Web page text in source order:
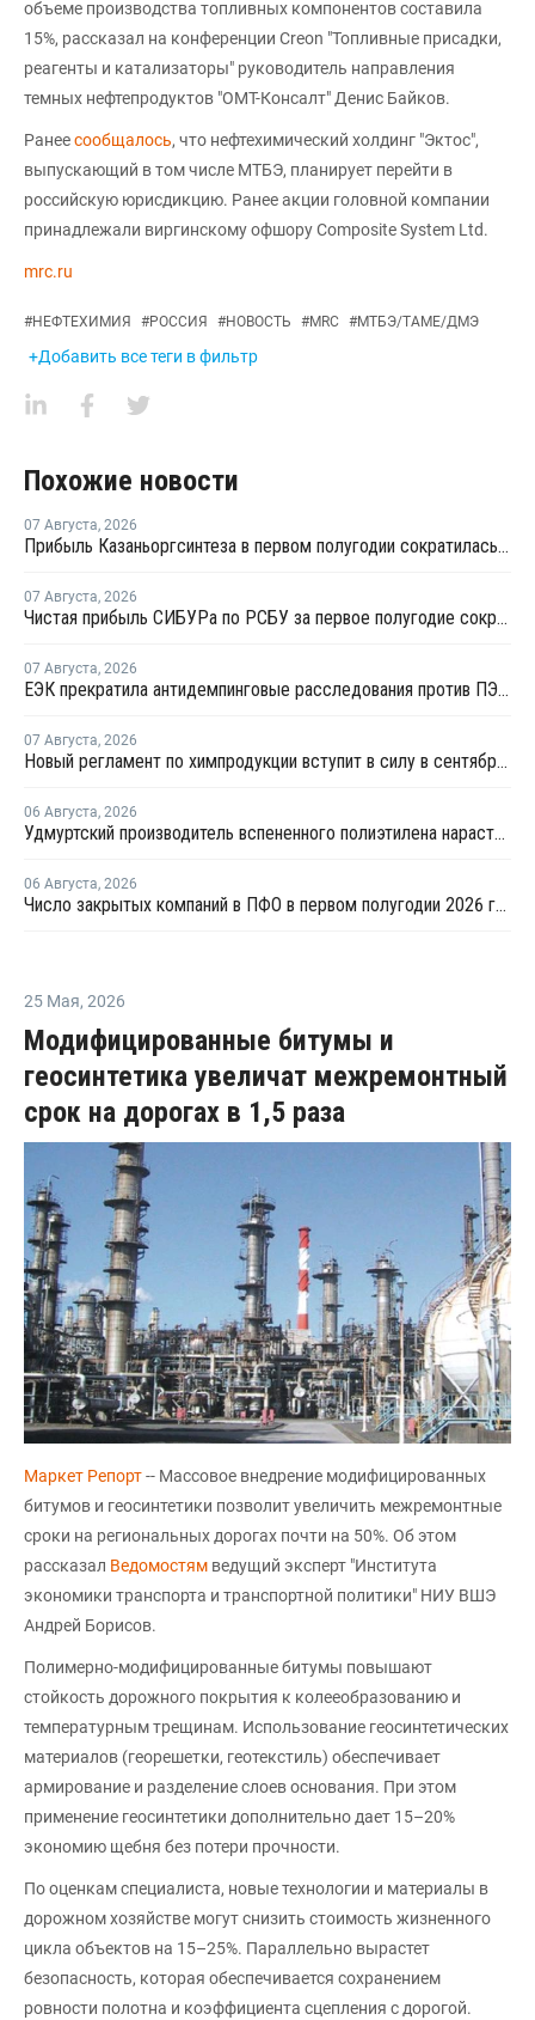
объеме производства топливных компонентов составила
15%, рассказал на конференции Creon "Топливные присадки,
реагенты и катализаторы" руководитель направления
темных нефтепродуктов "ОМТ-Консалт" Денис Байков.
Ранеесообщалось, что нефтехимический холдинг "Эктос",
выпускающий в том числе МТБЭ, планирует перейти в
российскую юрисдикцию. Ранее акции головной компании
принадлежали виргинскому офшору Composite System Ltd.
mrc.ru
#НЕФТЕХИМИЯ #РОССИЯ #НОВОСТЬ #MRC #МТБЭ/ТАМЕ/ДМЭ
+Добавить все теги в фильтр
Похожие новости
07 Августа, 2026
Прибыль Казаньоргсинтеза в первом полугодии сократилась более чем в 2 раза
07 Августа, 2026
Чистая прибыль СИБУРа по РСБУ за первое полугодие сократилась в 3,6 раза
07 Августа, 2026
ЕЭК прекратила антидемпинговые расследования против ПЭ и ПП из Азербайджана и Туркменистана
07 Августа, 2026
Новый регламент по химпродукции вступит в силу в сентябре 2027 года
06 Августа, 2026
Удмуртский производитель вспененного полиэтилена нарастит выпуск на 15%
06 Августа, 2026
Число закрытых компаний в ПФО в первом полугодии 2026 года вдвое превысило число новых
25 Мая, 2026
Модифицированные битумы и
геосинтетика увеличат межремонтный
срок на дорогах в 1,5 раза
Маркет Репорт-- Массовое внедрение модифицированных
битумов и геосинтетики позволит увеличить межремонтные
сроки на региональных дорогах почти на 50%. Об этом
рассказал Ведомостям ведущий эксперт "Института
экономики транспорта и транспортной политики" НИУ ВШЭ
Андрей Борисов.
Полимерно-модифицированные битумы повышают
стойкость дорожного покрытия к колееобразованию и
температурным трещинам. Использование геосинтетических
материалов (георешетки, геотекстиль) обеспечивает
армирование и разделение слоев основания. При этом
применение геосинтетики дополнительно дает 15–20%
экономию щебня без потери прочности.
По оценкам специалиста, новые технологии и материалы в
дорожном хозяйстве могут снизить стоимость жизненного
цикла объектов на 15–25%. Параллельно вырастет
безопасность, которая обеспечивается сохранением
ровности полотна и коэффициента сцепления с дорогой.